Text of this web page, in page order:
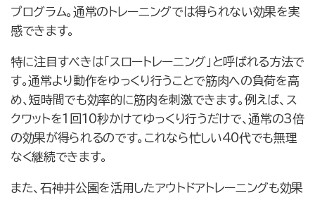
プログラム。通常のトレーニングでは得られない効果を実
感できます。
特に注目すべきは「スロートレーニング」と呼ばれる方法で
す。通常より動作をゆっくり行うことで筋肉への負荷を高
め、短時間でも効率的に筋肉を刺激できます。例えば、ス
クワットを1回10秒かけてゆっくり行うだけで、通常の3倍
の効果が得られるのです。これなら忙しい40代でも無理
なく継続できます。
また、石神井公園を活用したアウトドアトレーニングも効果